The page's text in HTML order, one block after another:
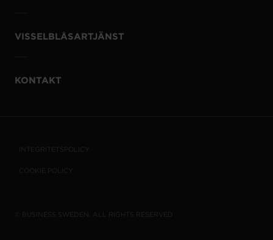
VISSELBLÅSARTJÄNST
KONTAKT
INTEGRITETSPOLICY
COOKIE POLICY
© BUSINESS SWEDEN. ALL RIGHTS RESERVED